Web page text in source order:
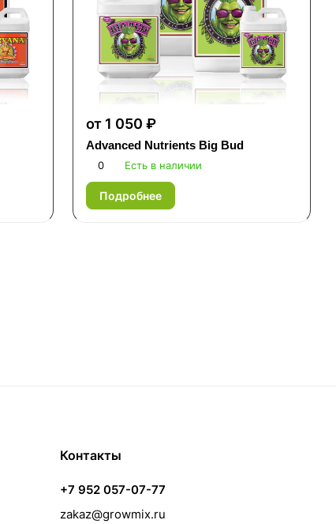
от 1 050 ₽
Advanced Nutrients Big Bud
0 Есть в наличии
Подробнее
Контакты
+7 952 057-07-77
zakaz@growmix.ru